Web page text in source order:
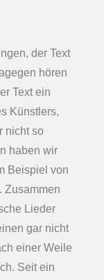
der Text
hören
Text ein
Künstlers,
nicht so
haben wir
Beispiel von
Zusammen
Lieder
gar nicht
einer Weile
Seit ein